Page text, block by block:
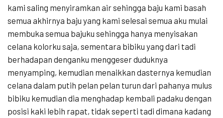
kami saling menyiramkan air sehingga baju kami basah
semua akhirnya baju yang kami selesai semua aku mulai
membuka semua bajuku sehingga hanya menyisakan
celana kolorku saja, sementara bibiku yang dari tadi
berhadapan denganku menggeser duduknya
menyamping, kemudian menaikkan dasternya kemudian
celana dalam putih pelan pelan turun dari pahanya mulus
bibiku kemudian dia menghadap kembali padaku dengan
posisi kaki lebih rapat, tidak seperti tadi dimana kadang